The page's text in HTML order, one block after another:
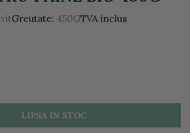
Greutate: 450GTVA inclus
LIPSA IN STOC